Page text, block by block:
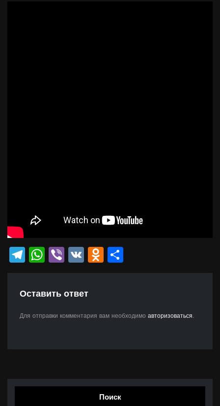
Telegram
WhatsApp
Viber
VK Odnoklassniki
Оставить ответ
Для отправки комментария вам необходимо авторизоваться.
Поиск